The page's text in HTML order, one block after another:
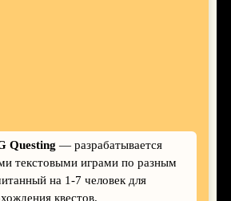
Questing — разрабатывается
текстовыми играми по разным
на 1-7 человек для
квестов.